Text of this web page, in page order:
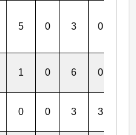
5 0 3 0
1 0 6 0
0 0 3 3